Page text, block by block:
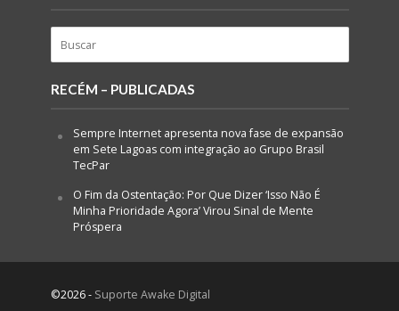
RECÉM – PUBLICADAS
Sempre Internet apresenta nova fase de expansão
em Sete Lagoas com integração ao Grupo Brasil
TecPar
O Fim da Ostentação: Por Que Dizer ‘Isso Não É
Minha Prioridade Agora’ Virou Sinal de Mente
Próspera
©2026 - Suporte Awake Digital